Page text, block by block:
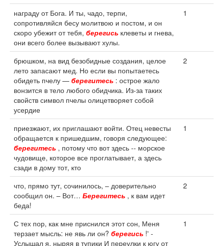
награду от Бога. И ты, чадо, терпи,
сопротивляйся бесу молитвою и постом, и он
скоро убежит от тебя, берегись клеветы и гнева,
они всего более вызывают хулы.
1
брюшком, на вид безобидные создания, целое
лето запасают мед. Но если вы попытаетесь
обидеть пчелу — берегитесь : острое жало
вонзится в тело любого обидчика. Из-за таких
свойств символ пчелы олицетворяет собой
усердие
2
приезжают, их приглашают войти. Отец невесты
обращается к пришедшим, говоря следующее:
берегитесь , потому что вот здесь -- морское
чудовище, которое все проглатывает, а здесь
сзади в дому тот, кто
1
что, прямо тут, сочинилось, – доверительно
сообщил он. – Вот… Берегитесь , к вам идет
беда!
2
С тех пор, как мне приснился этот сон, Меня
терзает мысль: не явь ли он? берегись !' -
Услышал я, ныряя в тупики И переулки к югу от
1